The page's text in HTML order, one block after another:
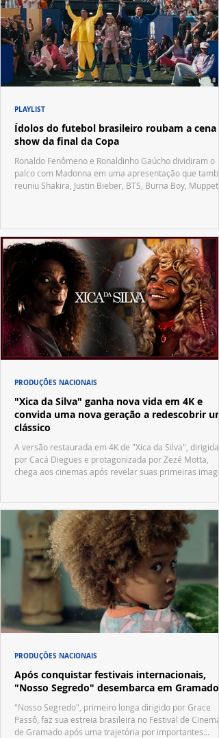
Ídolos do futebol brasileiro roubam a cena
show da final da Copa
Ronaldo Fenômeno e Ronaldinho Gaúcho dividiram o
palco com Madonna em uma apresentação que
reuniu Shakira, Justin Bieber, BTS, Burna Boy, Muppets,
PLAYLIST
"Xica da Silva" ganha nova vida em 4K e
convida uma nova geração a redescobrir um
clássico
A versão restaurada em 4K de "Xica da Silva", dirigida
por Cacá Diegues e protagonizada por Zezé Motta,
chega aos cinemas após revelar suas primeiras
PRODUÇÕES NACIONAIS
Após conquistar festivais internacionais,
"Nosso Segredo" desembarca em Gramado
"Nosso Segredo", primeiro longa dirigido por Grace
Passô, faz sua estreia brasileira no Festival de Cinema
de Gramado após uma trajetória por importantes
PRODUÇÕES NACIONAIS